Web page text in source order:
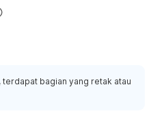
terdapat bagian yang retak atau